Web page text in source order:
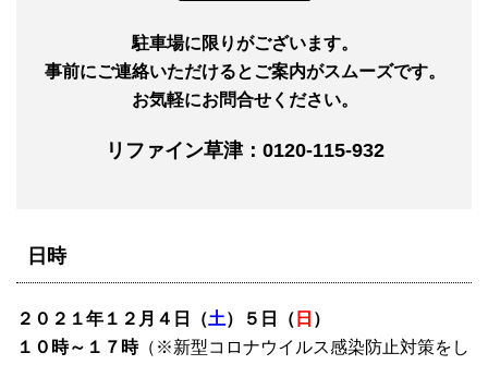
駐車場に限りがございます。
事前にご連絡いただけるとご案内がスムーズです。
お気軽にお問合せください。
リファイン草津：0120-115-932
日時
２０２１年１２月４日（土）５日（ 日 ）
１０時～１７時（※新型コロナウイルス感染防止対策をし